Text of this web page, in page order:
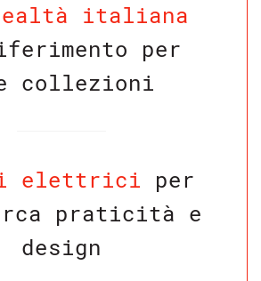
italiana
per
collezioni
elettrici per
praticità e
design